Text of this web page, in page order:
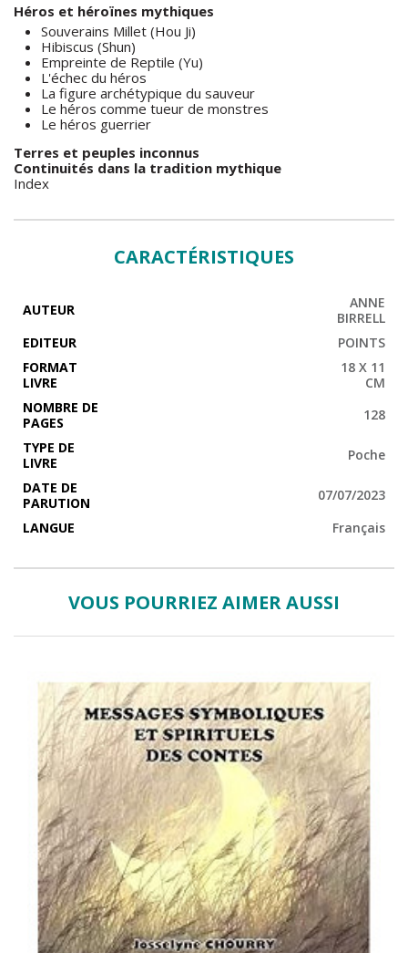
Héros et héroïnes mythiques
Souverains Millet (Hou Ji)
Hibiscus (Shun)
Empreinte de Reptile (Yu)
L'échec du héros
La figure archétypique du sauveur
Le héros comme tueur de monstres
Le héros guerrier
Terres et peuples inconnus
Continuités dans la tradition mythique
Index
CARACTÉRISTIQUES
AUTEUR
ANNE
BIRRELL
EDITEUR
POINTS
FORMAT
LIVRE
18 X 11
CM
NOMBRE DE
PAGES
128
TYPE DE
LIVRE
Poche
DATE DE
PARUTION
07/07/2023
LANGUE
Français
VOUS POURRIEZ AIMER AUSSI